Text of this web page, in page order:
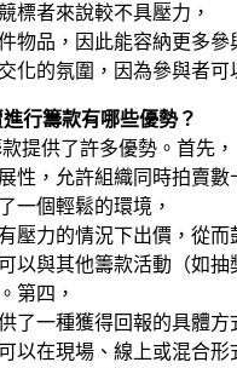
標者來說較不具壓力，
物品，因此能容納更多參
化的氛圍，因為參與者可
行籌款有哪些優勢？
提供了許多優勢。首先，
性，允許組織同時拍賣數
一個輕鬆的環境，
壓力的情況下出價，從而
以與其他籌款活動（如抽
第四，
了一種獲得回報的具體方
以在現場、線上或混合形